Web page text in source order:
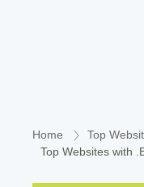
Home
Top
Top Websites with